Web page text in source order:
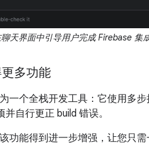
天界面中引导用户完成 Firebase 集
多功能
一个全栈开发工具：它使用多
自行更正 build 错误。
功能得到进一步增强，让您只